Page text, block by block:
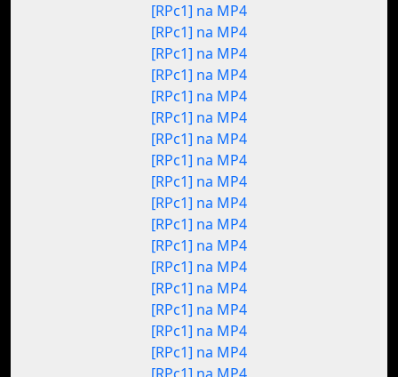
[RPc1] na MP4
[RPc1] na MP4
[RPc1] na MP4
[RPc1] na MP4
[RPc1] na MP4
[RPc1] na MP4
[RPc1] na MP4
[RPc1] na MP4
[RPc1] na MP4
[RPc1] na MP4
[RPc1] na MP4
[RPc1] na MP4
[RPc1] na MP4
[RPc1] na MP4
[RPc1] na MP4
[RPc1] na MP4
[RPc1] na MP4